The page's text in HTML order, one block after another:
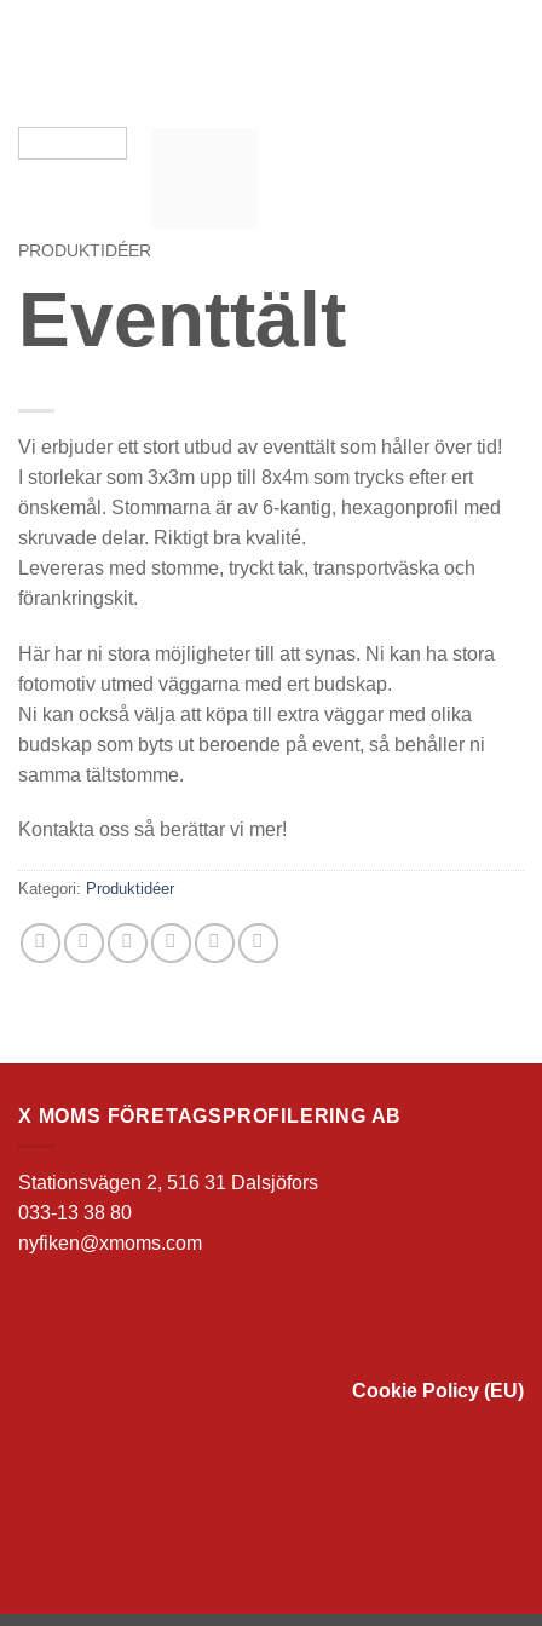
PRODUKTIDÉER
Eventtält
Vi erbjuder ett stort utbud av eventtält som håller över tid!
I storlekar som 3x3m upp till 8x4m som trycks efter ert
önskemål. Stommarna är av 6-kantig, hexagonprofil med
skruvade delar. Riktigt bra kvalité.
Levereras med stomme, tryckt tak, transportväska och
förankringskit.
Här har ni stora möjligheter till att synas. Ni kan ha stora
fotomotiv utmed väggarna med ert budskap.
Ni kan också välja att köpa till extra väggar med olika
budskap som byts ut beroende på event, så behåller ni
samma tältstomme.
Kontakta oss så berättar vi mer!
Kategori: Produktidéer
X MOMS FÖRETAGSPROFILERING AB
Stationsvägen 2, 516 31 Dalsjöfors
033-13 38 80
nyfiken@xmoms.com
Cookie Policy (EU)